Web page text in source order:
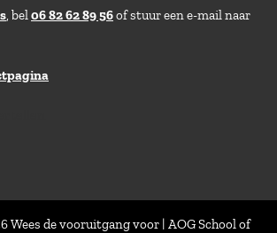
, bel06 82 62 89 56of stuur een e-mail naar
Wees de vooruitgang voor | AOG School of